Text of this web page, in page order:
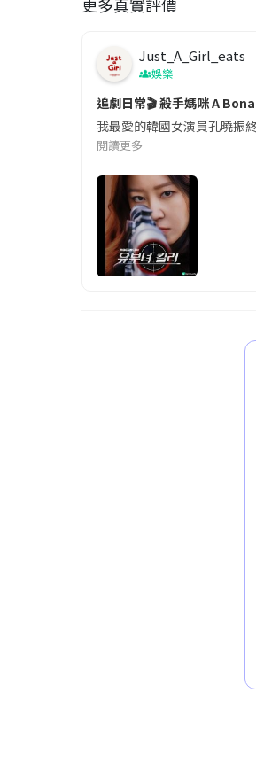
Just_A_Girl_eats
娛樂
追劇日常🎬 殺手媽咪 A
我最愛的韓國女演員孔曉振
閱讀更多